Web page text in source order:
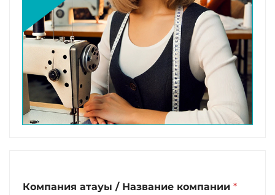
Компания атауы / Название компании *